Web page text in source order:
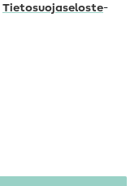
Tietosuojaseloste-